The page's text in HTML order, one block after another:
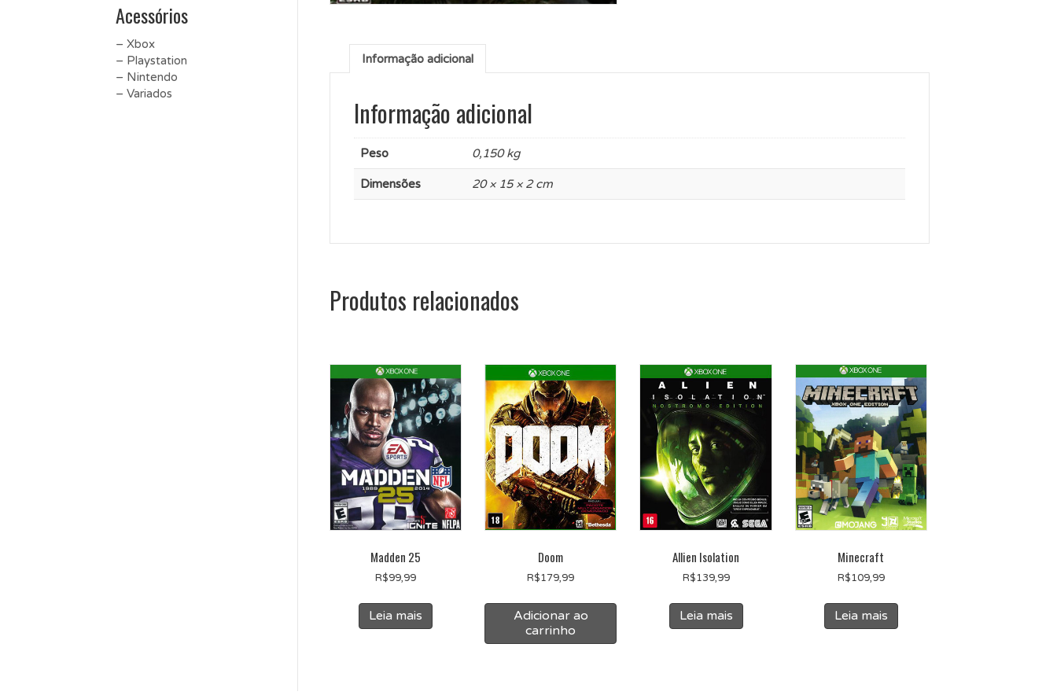
Informação adicional
Informação adicional
Peso 0,150 kg
Dimensões 20 × 15 × 2 cm
Produtos relacionados
Madden 25
R$99,99
Leia mais
Doom
R$179,99
Adicionar ao
carrinho
Allien Isolation
R$139,99
Leia mais
Minecraft
R$109,99
Leia mais
Acessórios
– Xbox
– Playstation
– Nintendo
– Variados